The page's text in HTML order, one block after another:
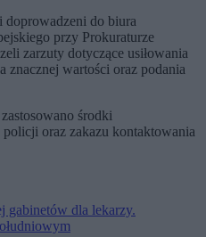
doprowadzeni do biura
przy Prokuraturze
zarzuty dotyczące usiłowania
znacznej wartości oraz podania
środki
oraz zakazu kontaktowania
gabinetów dla lekarzy.